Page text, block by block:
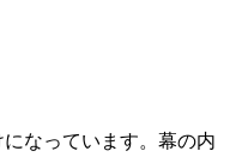
なっています。幕の内